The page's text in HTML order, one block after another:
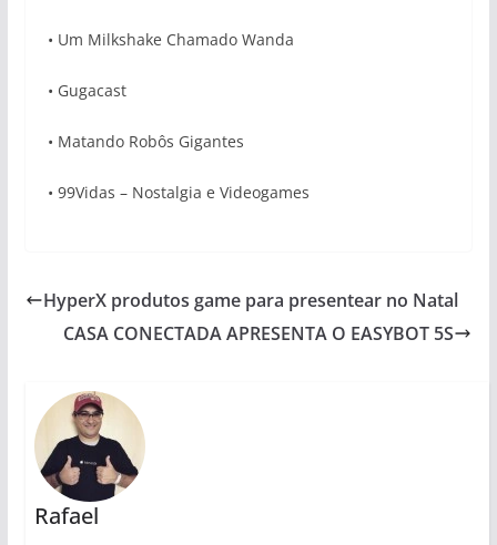
• Um Milkshake Chamado Wanda
• Gugacast
• Matando Robôs Gigantes
• 99Vidas – Nostalgia e Videogames
HyperX produtos game para presentear no Natal
CASA CONECTADA APRESENTA O EASYBOT 5S
Rafael